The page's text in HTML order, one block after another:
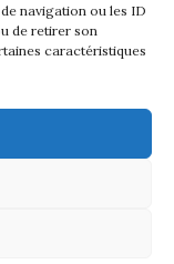
navigation ou les ID
de retirer son
caractéristiques